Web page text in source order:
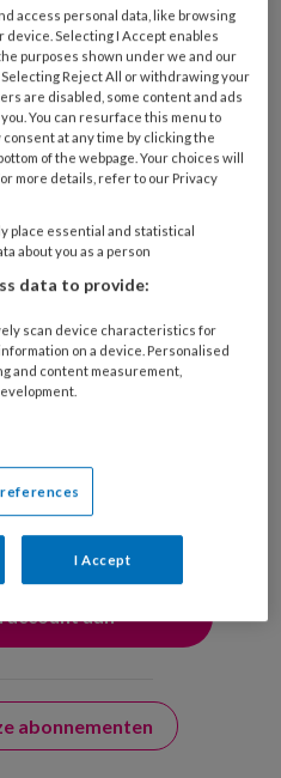
de
nieuwsbrief
het
voor e-mails
en
?
met onsprivacy statement
abonnementen
access personal data, like browsing
Selecting I Accept enables
purposes shown under we and our
Reject All or withdrawing your
are disabled, some content and ads
You can resurface this menu to
at any time by clicking the
of the webpage. Your choices will
more details, refer to our Privacy
place essential and statistical
about you as a person
data to provide:
scan device characteristics for
on a device. Personalised
and content measurement,
I Accept